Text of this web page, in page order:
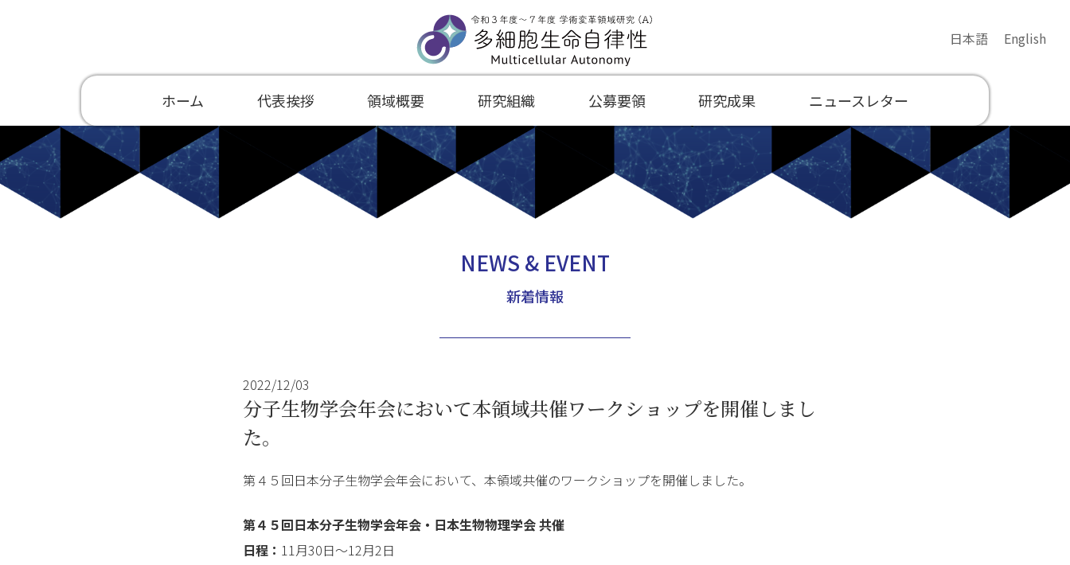
English
日本語
ホーム 代表挨拶 領域概要 研究組織 公募要領 研究成果 ニュースレター
NEWS & EVENT
新着情報
2022/12/03
分子生物学会年会において本領域共催ワークショップを開催しまし
た。
第４５回日本分子生物学会年会において、本領域共催のワークショップを開催しました。
第４５回日本分子生物学会年会・日本生物物理学会 共催
日程： 11月30日～12月2日